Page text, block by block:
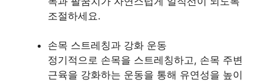
조절하세요.
손목 스트레칭과 강화 운동
정기적으로 손목을 스트레칭하고, 손목 주변
근육을 강화하는 운동을 통해 유연성을 높이